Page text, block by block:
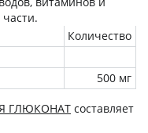
Количество
500 мг
ГЛЮКОНАТ составляет